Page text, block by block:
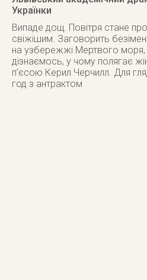
Українки
Випаде дощ. Повітря стане
свіжішим. Заговорить
на узбережжі Мертвого моря,
дізнаємось, у чому полягає
п’єсою Керил Черчилл. Для
год з антрактом